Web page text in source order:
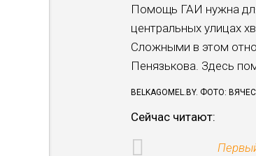
Помощь ГАИ нужна
центральных улицах
Сложными в этом
Пенязькова. Здесь
BELKAGOMEL.BY. ФОТО:
Сейчас читают: